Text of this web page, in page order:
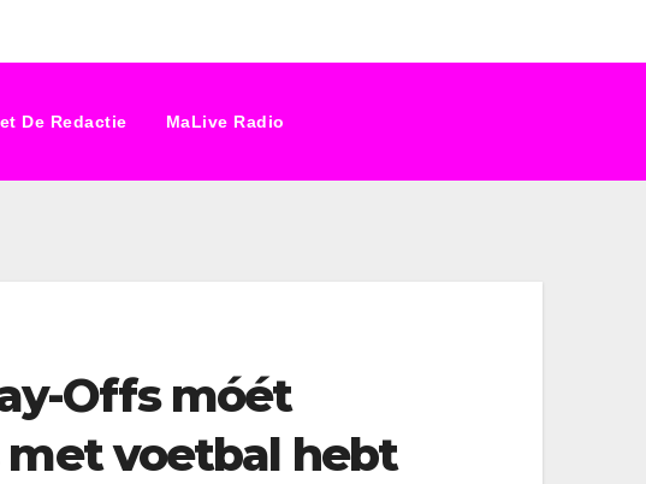
De Redactie MaLive Radio
Offs móét
met voetbal hebt